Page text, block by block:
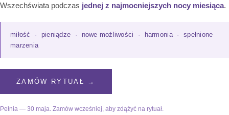
Wszechświata podczas jednej z najmocniejszych nocy miesiąca.
miłość · pieniądze · nowe możliwości · harmonia · spełnione
marzenia
ZAMÓW RYTUAŁ →
Pełnia — 30 maja. Zamów wcześniej, aby zdążyć na rytuał.